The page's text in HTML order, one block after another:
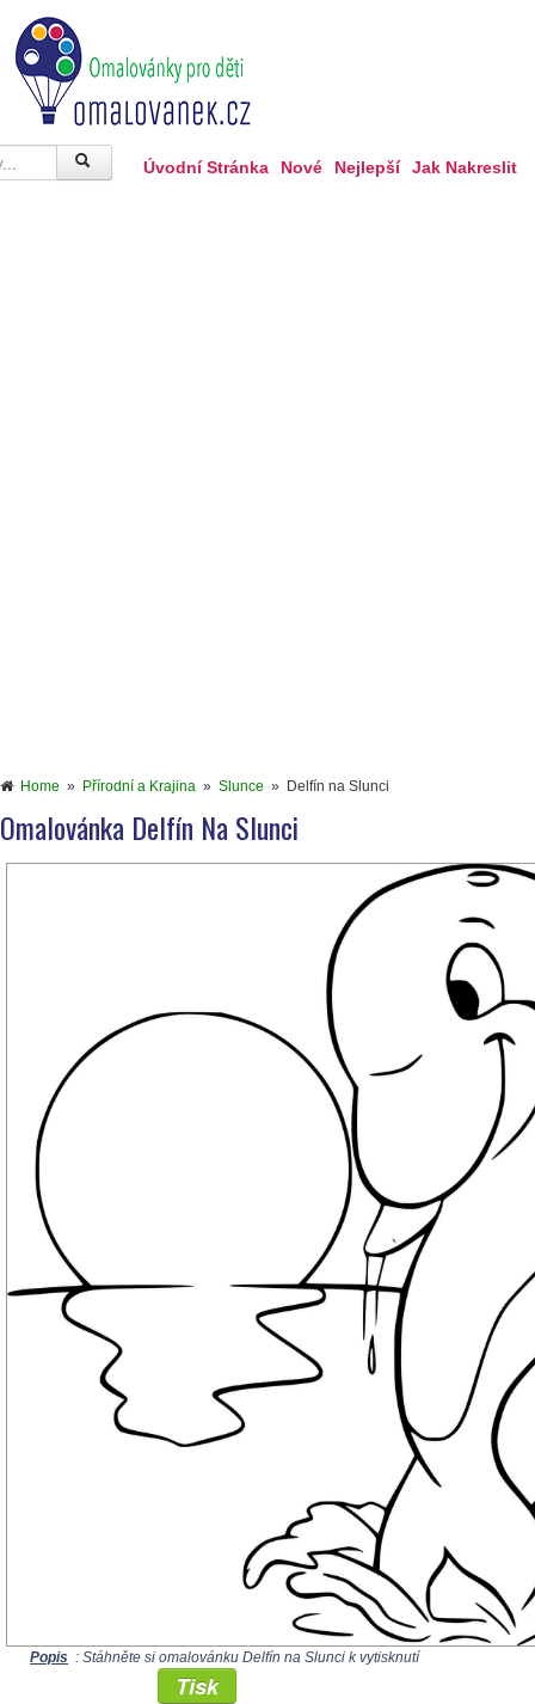
Úvodní Stránka Nové Nejlepší Jak Nakreslit
Home » Přírodní a Krajina » Slunce » Delfín na Slunci
Omalovánka Delfín Na Slunci
Popis : Stáhněte si omalovánku Delfín na Slunci k vytisknutí
Tisk